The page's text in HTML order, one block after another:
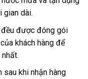
gian dài.
được đóng gói
khách hàng để
sau khi nhận hàng